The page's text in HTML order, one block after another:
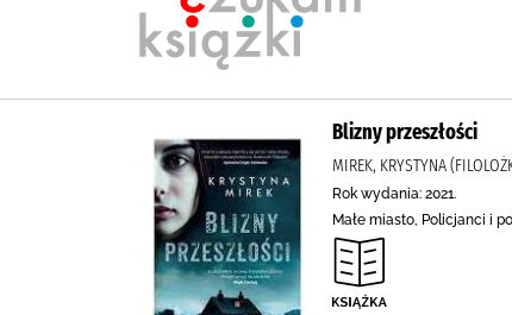
Blizny przeszłości
MIREK, KRYSTYNA
Rok wydania: 2021.
Małe miasto, Policjanci i